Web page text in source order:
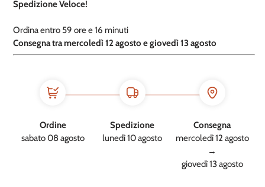
Spedizione Veloce!
Ordina entro 59 ore e16 minuti
​Consegna tra mercoledì 12 agosto e giovedì 13 agosto
Ordine
sabato 08 agosto
Spedizione
lunedì 10 agosto
Consegna
mercoledì 12 agosto
→
giovedì 13 agosto